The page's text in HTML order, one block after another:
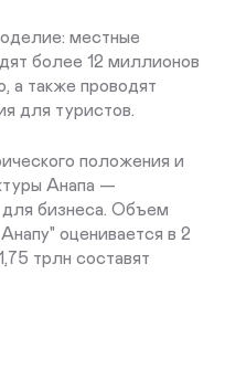
местные
более 12 миллионов
а также проводят
для туристов.
положения и
Анапа —
для бизнеса. Объем
оценивается в 2
трлн составят